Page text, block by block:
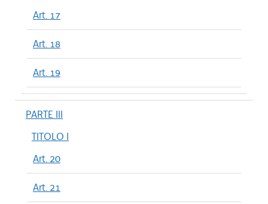
Art. 17
Art. 18
Art. 19
PARTE III
TITOLO I
Art. 20
Art. 21